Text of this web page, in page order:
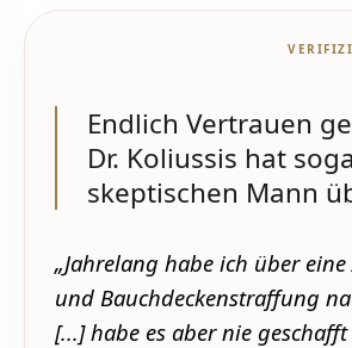
Endlich Vertrauen
Dr. Koliussis hat
skeptischen Mann
„Jahrelang habe ich über
und Bauchdeckenstraffung
[...] habe es aber nie